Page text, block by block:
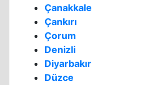
Çanakkale
Çankırı
Çorum
Denizli
Diyarbakır
Düzce